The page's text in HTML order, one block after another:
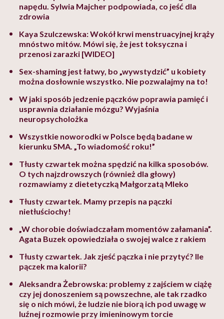
napędu. Sylwia Majcher podpowiada, co jeść dla
zdrowia
Kaya Szulczewska: Wokół krwi menstruacyjnej krąży
mnóstwo mitów. Mówi się, że jest toksyczna i
przenosi zarazki [WIDEO]
Sex-shaming jest łatwy, bo „wywstydzić” u kobiety
można dosłownie wszystko. Nie pozwalajmy na to!
W jaki sposób jedzenie pączków poprawia pamięć i
usprawnia działanie mózgu? Wyjaśnia
neuropsycholożka
Wszystkie noworodki w Polsce będą badane w
kierunku SMA. „To wiadomość roku!”
Tłusty czwartek można spędzić na kilka sposobów.
O tych najzdrowszych (również dla głowy)
rozmawiamy z dietetyczką Małgorzatą Mleko
Tłusty czwartek. Mamy przepis na pączki
nietłuściochy!
„W chorobie doświadczałam momentów załamania”.
Agata Buzek opowiedziała o swojej walce z rakiem
Tłusty czwartek. Jak zjeść pączka i nie przytyć? Ile
pączek ma kalorii?
Aleksandra Żebrowska: problemy z zajściem w ciążę
czy jej donoszeniem są powszechne, ale tak rzadko
się o nich mówi, że ludzie nie biorą ich pod uwagę w
luźnej rozmowie przy imieninowym torcie